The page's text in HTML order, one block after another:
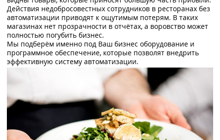
Действия недобросовестных сотрудников в ресторанах без
автоматизации приводят к ощутимым потерям. В таких
магазинах нет прозрачности в отчётах, а воровство может
полностью погубить бизнес.
Мы подберём именно под Ваш бизнес оборудование и
программное обеспечение, которые позволят внедрить
эффективную систему автоматизации.